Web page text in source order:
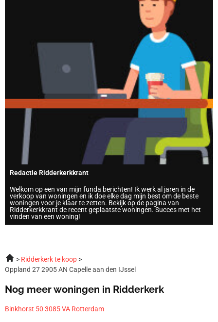
Redactie Ridderkerkkrant
Welkom op een van mijn funda berichten! Ik werk al jaren in de
verkoop van woningen en ik doe elke dag mijn best om de beste
woningen voor je klaar te zetten. Bekijk op de pagina van
Ridderkerkkrant de recent geplaatste woningen. Succes met het
vinden van een woning!
Ridderkerk te koop
Oppland 27 2905 AN Capelle aan den IJssel
Nog meer woningen in Ridderkerk
Binkhorst 50 3085 VA Rotterdam